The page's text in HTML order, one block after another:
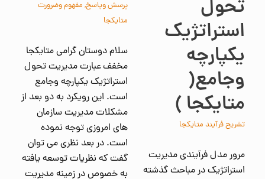
تحول
استراتژیک
یکپارچه
وجامع(
متایکجا )
تشریح فرآیند متایکجا
مرور مدل فرآیندی مدیریت
استراتژیک در مباحث گذشته
پرسش وپاسخ, مفهوم وضرورت
متایکجا
سلام دوستان گرامی متایکجا
مخفف عبارت مدیریت تحول
استراتژیک یکپارچه وجامع
است. این رویکرد به دو بعد از
مشکلات مدیریت سازمان
های امروزی توجه نموده
است. در بعد نظری می توان
گفت که نظریات توسعه یافته
به خصوص در زمینه مدیریت